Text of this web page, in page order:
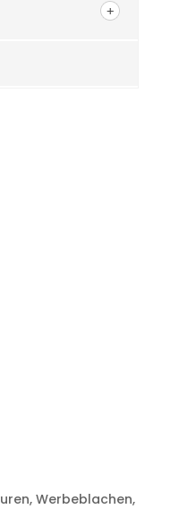
Werbeblachen,